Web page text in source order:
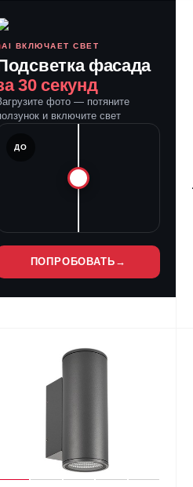
AI ВКЛЮЧАЕТ СВЕТ
фасада
30 секунд
фото — потяните
и включите свет
ДО
ПОПРОБОВАТЬ →